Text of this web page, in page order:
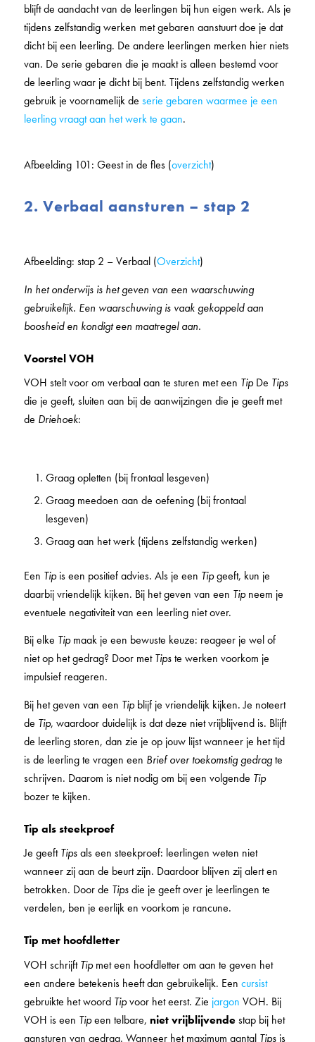
blijft de aandacht van de leerlingen bij hun eigen werk. Als je
tijdens zelfstandig werken met gebaren aanstuurt doe je dat
dicht bij een leerling. De andere leerlingen merken hier niets
van. De serie gebaren die je maakt is alleen bestemd voor
de leerling waar je dicht bij bent. Tijdens zelfstandig werken
gebruik je voornamelijk de serie gebaren waarmee je een
leerling vraagt aan het werk te gaan.
Afbeelding 101: Geest in de fles (overzicht)
2. Verbaal aansturen – stap 2
Afbeelding: stap 2 – Verbaal (Overzicht)
In het onderwijs is het geven van een waarschuwing
gebruikelijk. Een waarschuwing is vaak gekoppeld aan
boosheid en kondigt een maatregel aan.
Voorstel VOH
VOH stelt voor om verbaal aan te sturen met een TipDe Tips
die je geeft, sluiten aan bij de aanwijzingen die je geeft met
de Driehoek:
Graag opletten (bij frontaal lesgeven)
Graag meedoen aan de oefening (bij frontaal
lesgeven)
Graag aan het werk (tijdens zelfstandig werken)
Een Tipis een positief advies. Als je een Tipgeeft, kun je
daarbij vriendelijk kijken. Bij het geven van een Tipneem je
eventuele negativiteit van een leerling niet over.
Bij elke Tipmaak je een bewuste keuze: reageer je wel of
niet op het gedrag? Door metTipste werken voorkom je
impulsief reageren.
Bij het geven van een Tipblijf je vriendelijk kijken. Je noteert
de Tip, waardoor duidelijk is dat deze niet vrijblijvend is. Blijft
de leerling storen, dan zie je op jouw lijst wanneer je het tijd
is de leerling te vragen een Brief over toekomstig gedragte
schrijven. Daarom is niet nodig om bij een volgende Tip
bozer te kijken.
Tip als steekproef
Je geeftTipsals een steekproef: leerlingen weten niet
wanneer zij aan de beurt zijn. Daardoor blijven zij alert en
betrokken. Door de Tipsdie je geeft over je leerlingen te
verdelen, ben je eerlijk en voorkom je rancune.
Tip met hoofdletter
VOH schrijftTipmet een hoofdletter om aan te geven het
een andere betekenis heeft dan gebruikelijk. Een cursist
gebruikte het woord Tipvoor het eerst. Zie jargon VOH. Bij
VOH is een Tipeen telbare, niet vrijblijvendestap bij het
aansturen van gedrag. Wanneer het maximum aantal Tipsis